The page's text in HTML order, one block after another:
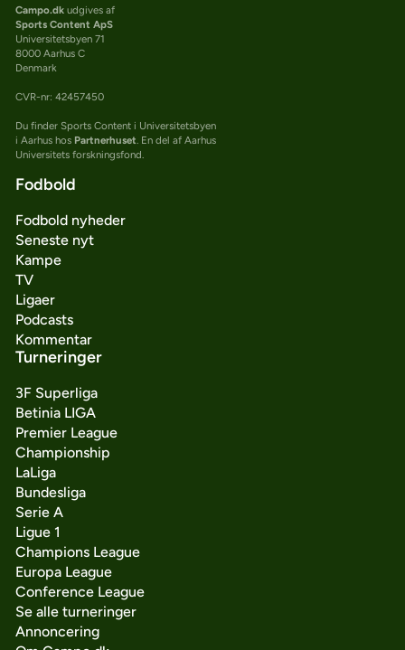
Campo.dkudgives af
Sports Content ApS
Universitetsbyen 71
8000 Aarhus C
Denmark
CVR-nr: 42457450
Du finder Sports Content i Universitetsbyen
i Aarhus hos Partnerhuset . En del af Aarhus
Universitets forskningsfond.
Fodbold
Fodbold nyheder
Seneste nyt
Kampe
TV
Ligaer
Podcasts
Kommentar
Turneringer
3F Superliga
Betinia LIGA
Premier League
Championship
LaLiga
Bundesliga
Serie A
Ligue 1
Champions League
Europa League
Conference League
Se alle turneringer
Annoncering